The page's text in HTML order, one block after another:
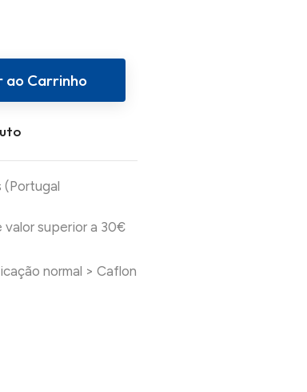
ao Carrinho
(Portugal
valor superior a 30€
normal > Caflon